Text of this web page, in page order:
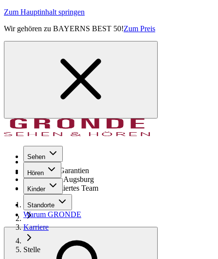
Zum Hauptinhalt springen
Wir gehören zu BAYERNS BEST 50!Zum Preis
Sehen
Hören
Kinder
Standorte
Warum GRONDE
Seit 1971
GRONDE Garantien
8× im Raum Augsburg
Hochqualifiziertes Team
Start
Karriere
Stelle